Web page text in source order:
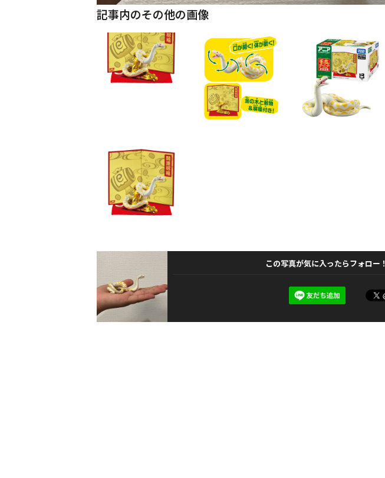
記事内のその他の画像
この写真が気に入ったらフォロー！